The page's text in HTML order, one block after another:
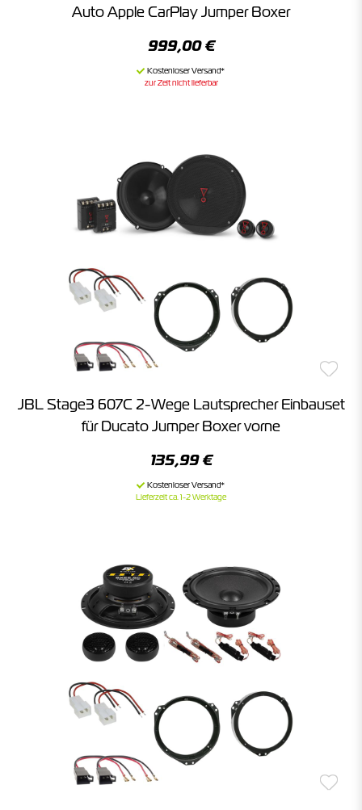
Auto Apple CarPlay Jumper Boxer
999,00 €
zur Zeit nicht lieferbar
JBL Stage3 607C 2-Wege Lautsprecher Einbauset
für Ducato Jumper Boxer vorne
135,99 €
Lieferzeit ca. 1-2 Werktage